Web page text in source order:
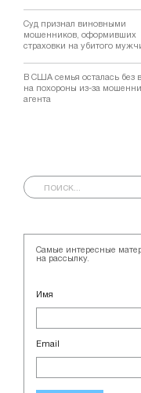
Суд признал виновными
мошенников, оформивших
страховки на убитого
В США семья осталась без
на похороны из-за
агента
Самые интересные
на рассылку.
Имя
Email